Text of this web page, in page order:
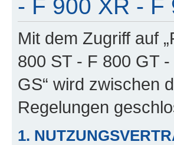
- F 900 XR - F
Mit dem Zugriff auf
800 ST - F 800 GT
GS“ wird zwischen
Regelungen
1.